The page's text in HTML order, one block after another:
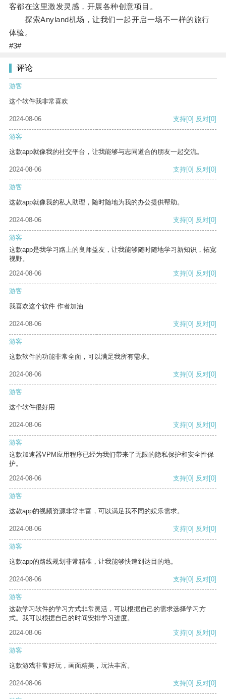
客都在这里激发灵感，开展各种创意项目。
探索Anyland机场，让我们一起开启一场不一样的旅行
体验。
#3#
评论
游客
这个软件我非常喜欢
2024-08-06 支持[0] 反对[0]
游客
这款app就像我的社交平台，让我能够与志同道合的朋友一起交流。
2024-08-06 支持[0] 反对[0]
游客
这款app就像我的私人助理，随时随地为我的办公提供帮助。
2024-08-06 支持[0] 反对[0]
游客
这款app是我学习路上的良师益友，让我能够随时随地学习新知识，拓宽
视野。
2024-08-06
支持[0] 反对[0]
游客
我喜欢这个软件 作者加油
2024-08-06 支持[0] 反对[0]
游客
这款软件的功能非常全面，可以满足我所有需求。
2024-08-06 支持[0] 反对[0]
游客
这个软件很好用
2024-08-06 支持[0] 反对[0]
游客
这款加速器VPM应用程序已经为我们带来了无限的隐私保护和安全性保
护。
2024-08-06
支持[0] 反对[0]
游客
这款app的视频资源非常丰富，可以满足我不同的娱乐需求。
2024-08-06 支持[0] 反对[0]
游客
这款app的路线规划非常精准，让我能够快速到达目的地。
2024-08-06 支持[0] 反对[0]
游客
这款学习软件的学习方式非常灵活，可以根据自己的需求选择学习方
式。我可以根据自己的时间安排学习进度。
2024-08-06
支持[0] 反对[0]
游客
这款游戏非常好玩，画面精美，玩法丰富。
2024-08-06 支持[0] 反对[0]